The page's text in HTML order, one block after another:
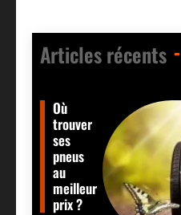
Articles récents​
Où
trouver
ses
pneus
au
meilleur
prix ?